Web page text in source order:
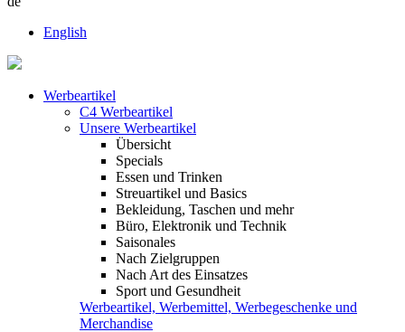
English
Werbeartikel
C4 Werbeartikel
Unsere Werbeartikel
Übersicht
Specials
Essen und Trinken
Streuartikel und Basics
Bekleidung, Taschen und mehr
Büro, Elektronik und Technik
Saisonales
Nach Zielgruppen
Nach Art des Einsatzes
Sport und Gesundheit
Werbeartikel, Werbemittel, Werbegeschenke und
Merchandise